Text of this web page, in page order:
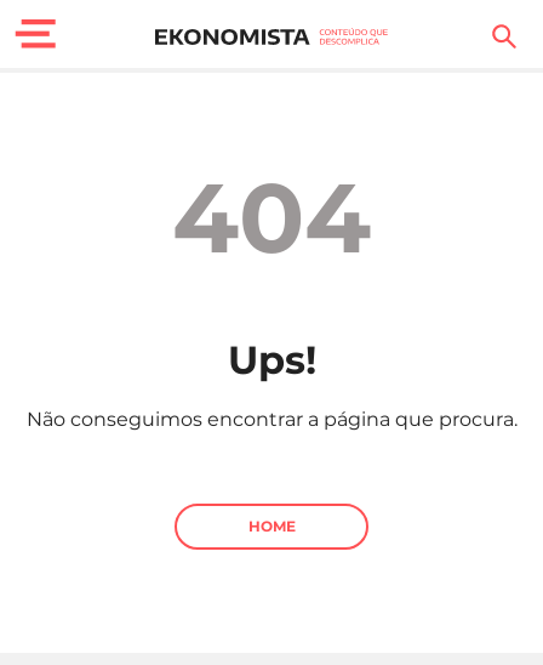
Carreira
Sociedade
Negócios
404
Ups!
Não conseguimos encontrar a página que procura.
HOME